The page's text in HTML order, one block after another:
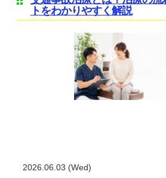
トをわかりやすく解説
2026.06.03 (Wed)